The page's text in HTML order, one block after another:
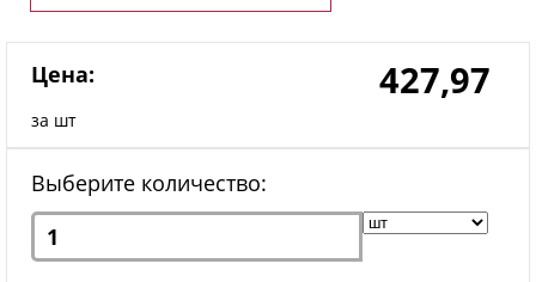
Цена:
за шт
427,97
Выберите количество: